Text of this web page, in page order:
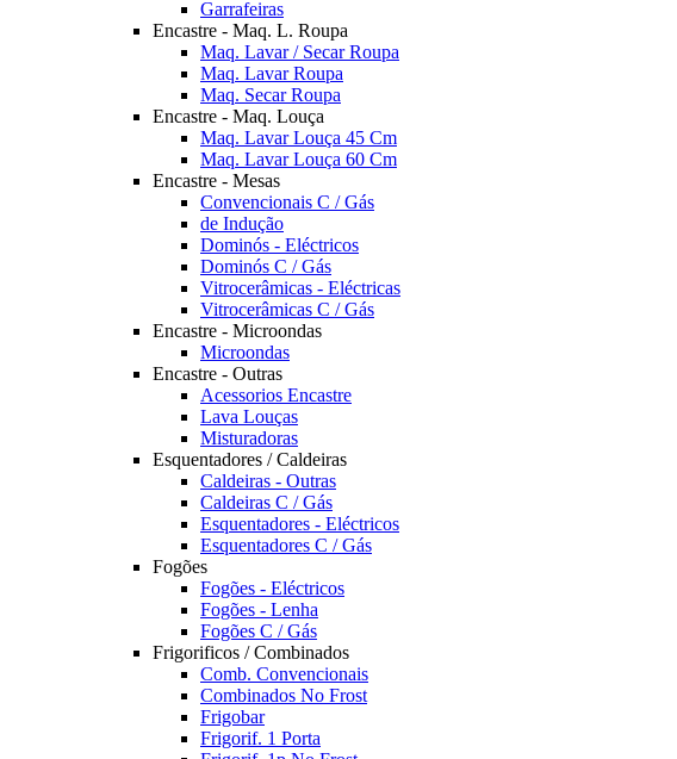
Garrafeiras
Encastre - Maq. L. Roupa
Maq. Lavar / Secar Roupa
Maq. Lavar Roupa
Maq. Secar Roupa
Encastre - Maq. Louça
Maq. Lavar Louça 45 Cm
Maq. Lavar Louça 60 Cm
Encastre - Mesas
Convencionais C / Gás
de Indução
Dominós - Eléctricos
Dominós C / Gás
Vitrocerâmicas - Eléctricas
Vitrocerâmicas C / Gás
Encastre - Microondas
Microondas
Encastre - Outras
Acessorios Encastre
Lava Louças
Misturadoras
Esquentadores / Caldeiras
Caldeiras - Outras
Caldeiras C / Gás
Esquentadores - Eléctricos
Esquentadores C / Gás
Fogões
Fogões - Eléctricos
Fogões - Lenha
Fogões C / Gás
Frigorificos / Combinados
Comb. Convencionais
Combinados No Frost
Frigobar
Frigorif. 1 Porta